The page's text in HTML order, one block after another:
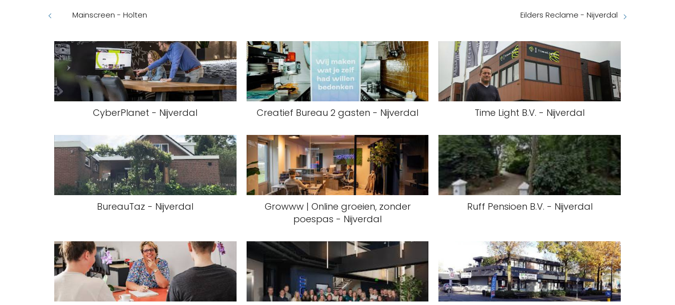
Mainscreen - Holten Eilders Reclame - Nijverdal
CyberPlanet - Nijverdal Creatief Bureau 2 gasten - Nijverdal Time Light B.V. - Nijverdal
BureauTaz - Nijverdal
Growww | Online groeien, zonder
poespas - Nijverdal
Ruff Pensioen B.V. - Nijverdal